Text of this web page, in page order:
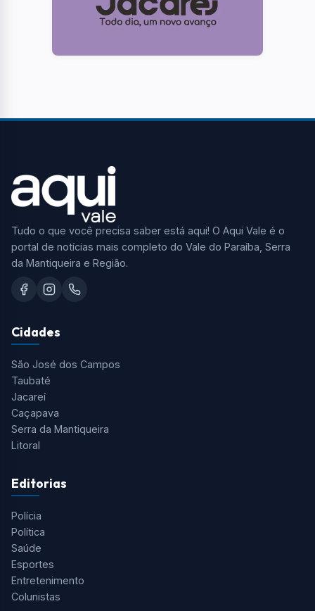
Tudo o que você precisa saber está aqui! O Aqui Vale é o
portal de notícias mais completo do Vale do Paraíba, Serra
da Mantiqueira e Região.
Cidades
São José dos Campos
Taubaté
Jacareí
Caçapava
Serra da Mantiqueira
Litoral
Editorias
Polícia
Política
Saúde
Esportes
Entretenimento
Colunistas